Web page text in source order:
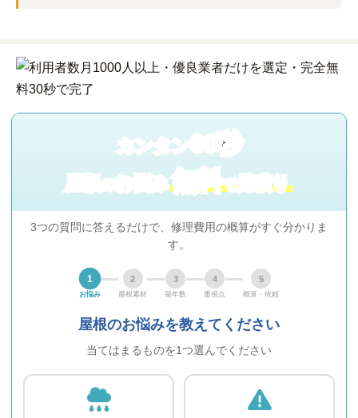
カンタン60秒
屋根 の お悩み無料で見積り
3つの質問に答えるだけで、修理費用の概算がすぐ分かりま
す。
1
お悩み
2
屋根素材
3
築年数
4
重視点
5
概算・依頼
屋根のお悩みを教えてください
当てはまるものを1つ選んでください